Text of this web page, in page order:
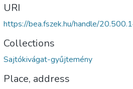
URI
https://bea.fszek.hu/handle/
Collections
Sajtókivágat-gyűjtemény
Place, address